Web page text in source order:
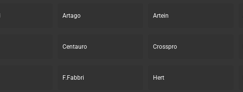
Artago Artein
Centauro Crosspro
F.Fabbri Hert